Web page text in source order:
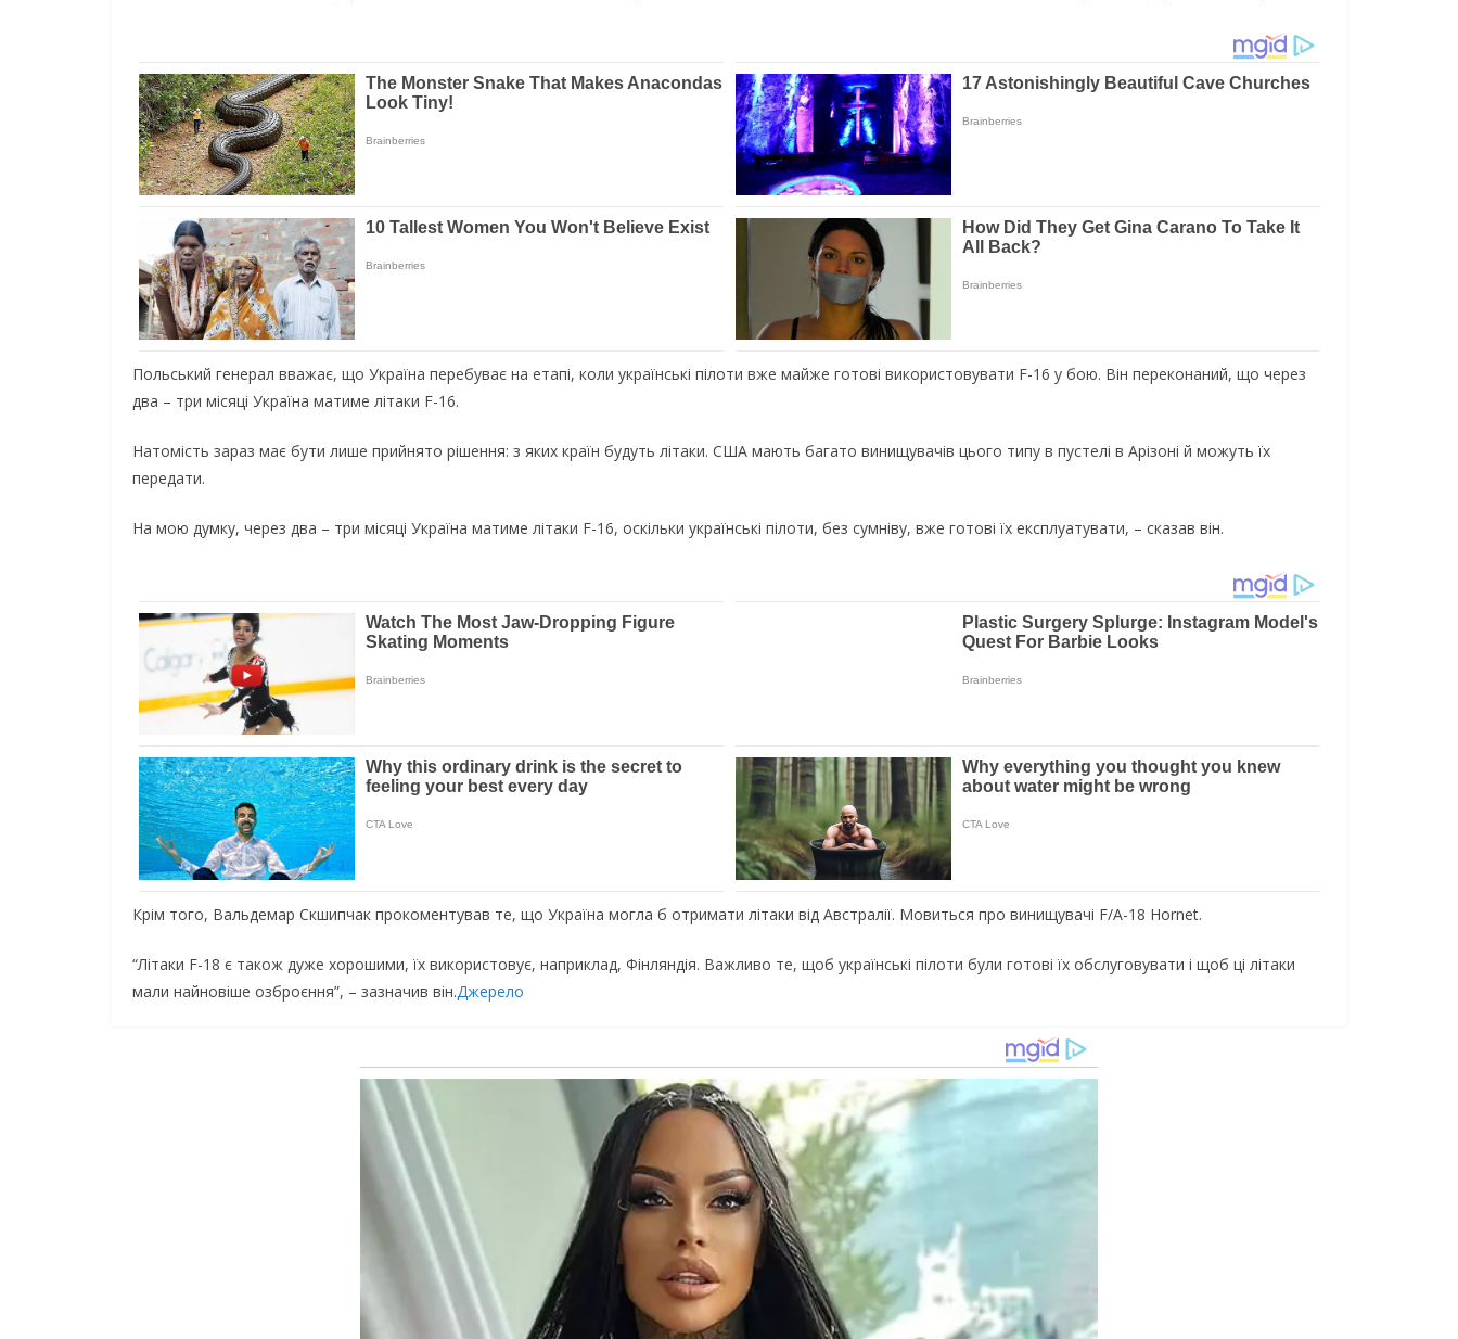
Польський генерал вважає, що Україна перебуває на етапі, коли українські пілоти вже майже готові використовувати F-16 у бою. Він переконаний, що через
два – три місяці Україна матиме літаки F-16.
Натомість зараз має бути лише прийнято рішення: з яких країн будуть літаки. США мають багато винищувачів цього типу в пустелі в Арізоні й можуть їх
передати.
На мою думку, через два – три місяці Україна матиме літаки F-16, оскільки українські пілоти, без сумніву, вже готові їх експлуатувати, – сказав він.
Крім того, Вальдемар Скшипчак прокоментував те, що Україна могла б отримати літаки від Австралії. Мовиться про винищувачі F/A-18 Hornet.
“Літаки F-18 є також дуже хорошими, їх використовує, наприклад, Фінляндія. Важливо те, щоб українські пілоти були готові їх обслуговувати і щоб ці літаки
мали найновіше озброєння”, – зазначив він.Джерело